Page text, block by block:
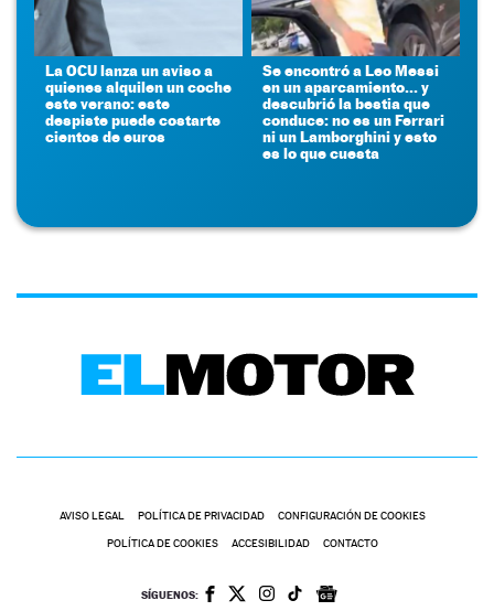
La OCU lanza un aviso a
quienes alquilen un coche
este verano: este
despiste puede costarte
cientos de euros
Se encontró a Leo Messi
en un aparcamiento... y
descubrió la bestia que
conduce: no es un Ferrari
ni un Lamborghini y esto
es lo que cuesta
AVISO LEGAL POLÍTICA DE PRIVACIDAD CONFIGURACIÓN DE COOKIES
POLÍTICA DE COOKIES ACCESIBILIDAD CONTACTO
SÍGUENOS: